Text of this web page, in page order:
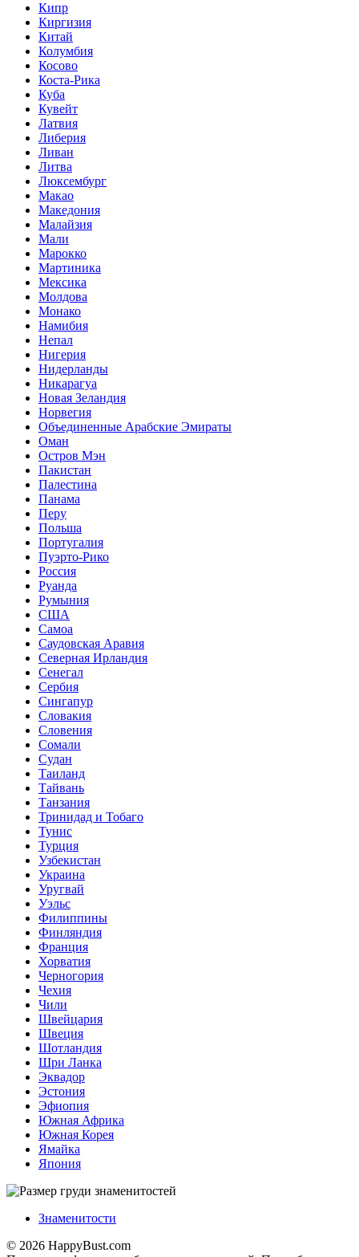
Кипр
Киргизия
Китай
Колумбия
Косово
Коста-Рика
Куба
Кувейт
Латвия
Либерия
Ливан
Литва
Люксембург
Макао
Македония
Малайзия
Мали
Марокко
Мартиника
Мексика
Молдова
Монако
Намибия
Непал
Нигерия
Нидерланды
Никарагуа
Новая Зеландия
Норвегия
Объединенные Арабские Эмираты
Оман
Остров Мэн
Пакистан
Палестина
Панама
Перу
Польша
Португалия
Пуэрто-Рико
Россия
Руанда
Румыния
США
Самоа
Саудовская Аравия
Северная Ирландия
Сенегал
Сербия
Сингапур
Словакия
Словения
Сомали
Судан
Таиланд
Тайвань
Танзания
Тринидад и Тобаго
Тунис
Турция
Узбекистан
Украина
Уругвай
Уэльс
Филиппины
Финляндия
Франция
Хорватия
Черногория
Чехия
Чили
Швейцария
Швеция
Шотландия
Шри Ланка
Эквадор
Эстония
Эфиопия
Южная Африка
Южная Корея
Ямайка
Япония
Знаменитости
© 2026 HappyBust.com